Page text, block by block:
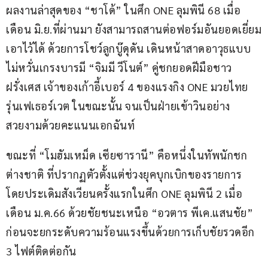
ผลงานล่าสุดของ “ชาโด้” ในศึก ONE ลุมพินี 68 เมื่อ
เดือน มิ.ย.ที่ผ่านมา ยังสามารถสานต่อฟอร์มอันยอดเยี่ยม
เอาไว้ได้ ด้วยการโชว์ลูกบู๊ดุดัน เดินหน้าสาดอาวุธแบบ
ไม่หวั่นเกรงบารมี “จิมมี วีโนต์” คู่ชกยอดฝีมือชาว
ฝรั่งเศส เจ้าของเก้าอี้เบอร์ 4 ของแรงกิง ONE มวยไทย
รุ่นเฟเธอร์เวต ในขณะนั้น จนเป็นฝ่ายเข้าวินอย่าง
สวยงามด้วยคะแนนเอกฉันท์
ขณะที่ “โมฮัมเหม็ด เซียซารานี” คือหนึ่งในทัพนักชก
ต่างชาติ ที่ปรากฏตัวตั้งแต่ช่วงยุคบุกเบิกของรายการ
โดยประเดิมสังเวียนครั้งแรกในศึก ONE ลุมพินี 2 เมื่อ
เดือน ม.ค.66 ด้วยชัยชนะเหนือ “อวตาร พีเค.แสนชัย”
ก่อนจะยกระดับความร้อนแรงขึ้นด้วยการเก็บชัยรวดอีก
3 ไฟต์ติดต่อกัน